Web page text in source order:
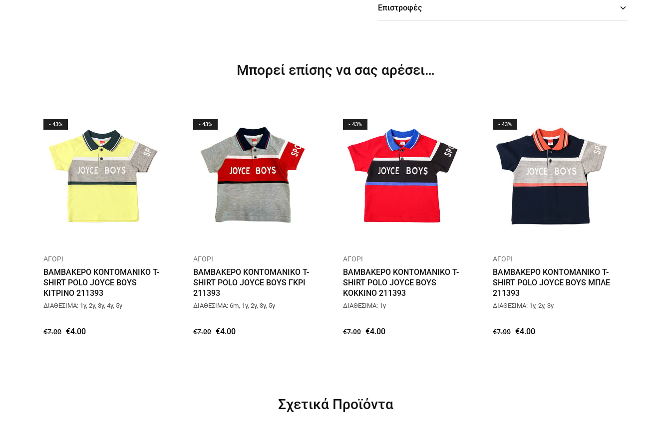
Επιστροφές
Μπορεί επίσης να σας αρέσει…
- 43%
ΑΓΟΡΙ
ΒΑΜΒΑΚΕΡΟ ΚΟΝΤΟΜΑΝΙΚΟ T-
SHIRT POLO JOYCE BOYS
ΚΙΤΡΙΝΟ 211393
ΔΙΑΘΕΣΙΜΑ: 1y, 2y, 3y, 4y, 5y
€7.00 €4.00
- 43%
ΑΓΟΡΙ
ΒΑΜΒΑΚΕΡΟ ΚΟΝΤΟΜΑΝΙΚΟ T-
SHIRT POLO JOYCE BOYS ΓΚΡΙ
211393
ΔΙΑΘΕΣΙΜΑ: 6m, 1y, 2y, 3y, 5y
€7.00 €4.00
- 43%
ΑΓΟΡΙ
ΒΑΜΒΑΚΕΡΟ ΚΟΝΤΟΜΑΝΙΚΟ T-
SHIRT POLO JOYCE BOYS
ΚΟΚΚΙΝΟ 211393
ΔΙΑΘΕΣΙΜΑ: 1y
€7.00 €4.00
- 43%
ΑΓΟΡΙ
ΒΑΜΒΑΚΕΡΟ ΚΟΝΤΟΜΑΝΙΚΟ T-
SHIRT POLO JOYCE BOYS ΜΠΛΕ
211393
ΔΙΑΘΕΣΙΜΑ: 1y, 2y, 3y
€7.00 €4.00
Σχετικά Προϊόντα